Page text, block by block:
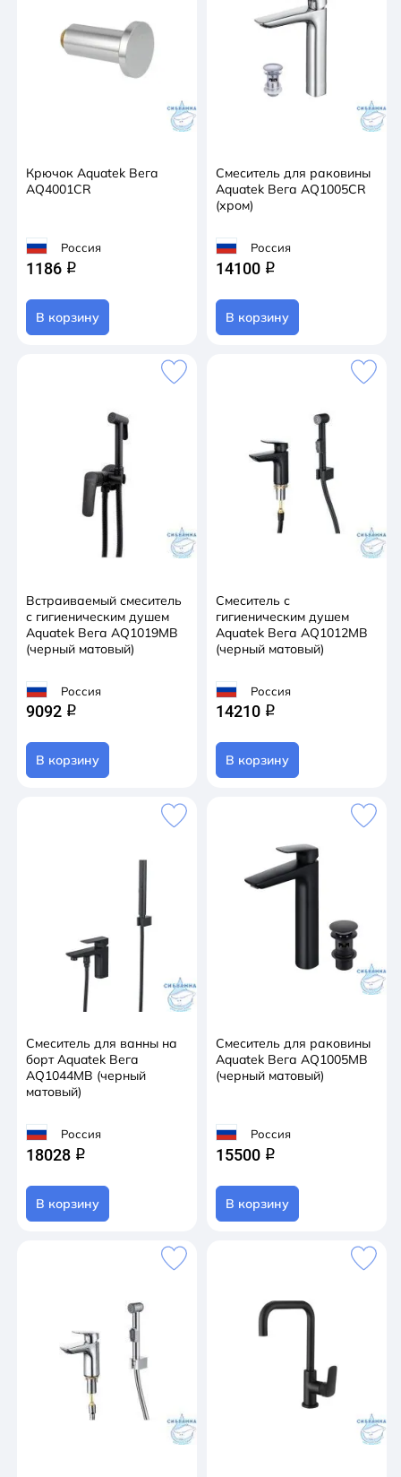
Крючок Aquatek Вега
AQ4001CR
Россия
1186 q
В корзину
Смеситель для раковины
Aquatek Вега AQ1005CR
(хром)
Россия
14100 q
В корзину
Встраиваемый смеситель
с гигиеническим душем
Aquatek Вега AQ1019MB
(черный матовый)
Россия
9092 q
В корзину
Смеситель с
гигиеническим душем
Aquatek Вега AQ1012MB
(черный матовый)
Россия
14210 q
В корзину
Смеситель для ванны на
борт Aquatek Вега
AQ1044MB (черный
матовый)
Россия
18028 q
В корзину
Смеситель для раковины
Aquatek Вега AQ1005MB
(черный матовый)
Россия
15500 q
В корзину